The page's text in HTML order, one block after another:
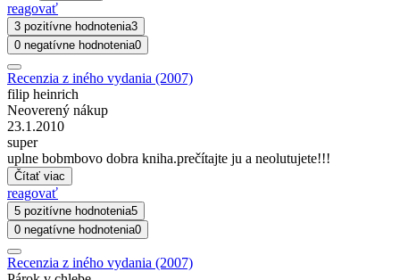
reagovať
3 pozitívne hodnotenia3
0 negatívne hodnotenia0
Recenzia z iného vydania (2007)
filip heinrich
Neoverený nákup
23.1.2010
super
uplne bobmbovo dobra kniha.prečítajte ju a neolutujete!!!
Čítať viac
reagovať
5 pozitívne hodnotenia5
0 negatívne hodnotenia0
Recenzia z iného vydania (2007)